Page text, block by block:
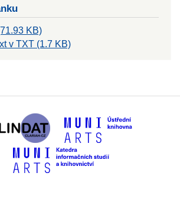
KB)
v TXT (1.7 KB)